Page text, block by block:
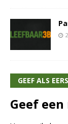
GEEF ALS
Geef